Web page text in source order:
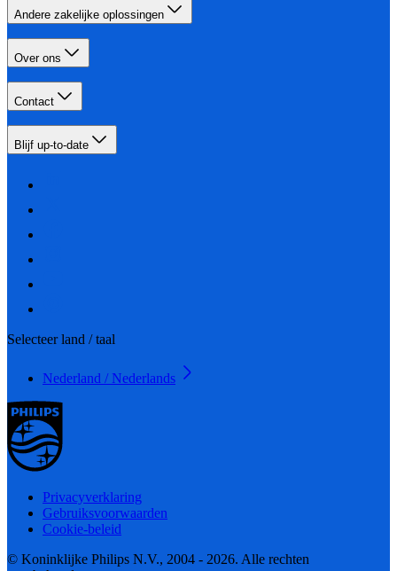
Andere zakelijke oplossingen
Over ons
Contact
Blijf up-to-date
Selecteer land / taal
Nederland / Nederlands
Privacyverklaring
Gebruiksvoorwaarden
Cookie-beleid
© Koninklijke Philips N.V., 2004 - 2026. Alle rechten